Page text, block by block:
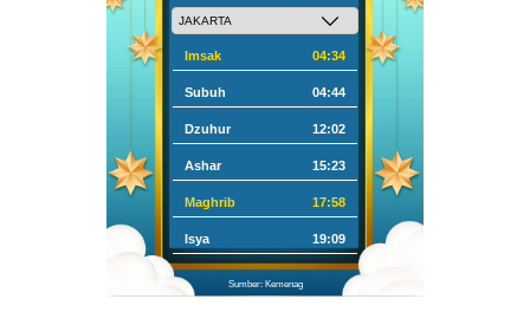
Imsak 04:34
Subuh 04:44
Dzuhur 12:02
Ashar 15:23
Maghrib 17:58
Isya 19:09
Sumber: Kemenag